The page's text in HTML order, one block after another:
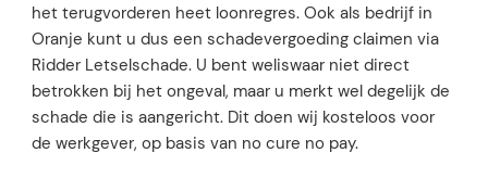
het terugvorderen heet loonregres. Ook als bedrijf in
Oranje kunt u dus een schadevergoeding claimen via
Ridder Letselschade. U bent weliswaar niet direct
betrokken bij het ongeval, maar u merkt wel degelijk de
schade die is aangericht. Dit doen wij kosteloos voor
de werkgever, op basis van no cure no pay.